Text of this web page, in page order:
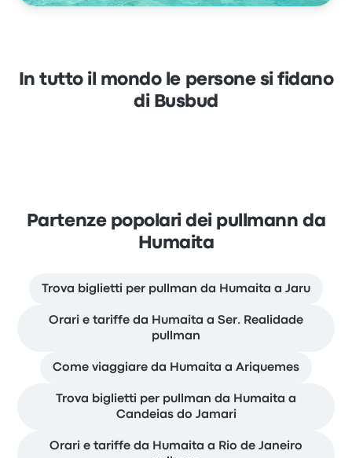
In tutto il mondo le persone si fidano
di Busbud
Partenze popolari dei pullmann da
Humaita
Trova biglietti per pullman da Humaita a Jaru
Orari e tariffe da Humaita a Ser. Realidade
pullman
Come viaggiare da Humaita a Ariquemes
Trova biglietti per pullman da Humaita a
Candeias do Jamari
Orari e tariffe da Humaita a Rio de Janeiro